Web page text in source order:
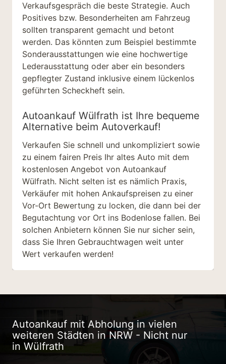
Verkaufsgespräch die beste Strategie. Auch
Positives bzw. Besonderheiten am Fahrzeug
sollten transparent gemacht und betont
werden. Das könnten zum Beispiel bestimmte
Sonderausstattungen wie eine hochwertige
Lederausstattung oder aber ein besonders
gepflegter Zustand inklusive einem lückenlos
geführten Scheckheft sein.
Autoankauf Wülfrath ist Ihre bequeme
Alternative beim Autoverkauf!
Verkaufen Sie schnell und unkompliziert sowie
zu einem fairen Preis Ihr altes Auto mit dem
kostenlosen Angebot von Autoankauf
Wülfrath. Nicht selten ist es nämlich Praxis,
Verkäufer mit hohen Ankaufspreisen zu einer
Vor-Ort Bewertung zu locken, die dann bei der
Begutachtung vor Ort ins Bodenlose fallen. Bei
solchen Anbietern können Sie nur sicher sein,
dass Sie Ihren Gebrauchtwagen weit unter
Wert verkaufen werden!
Autoankauf mit Abholung in vielen
weiteren Städten in NRW - Nicht nur
in Wülfrath